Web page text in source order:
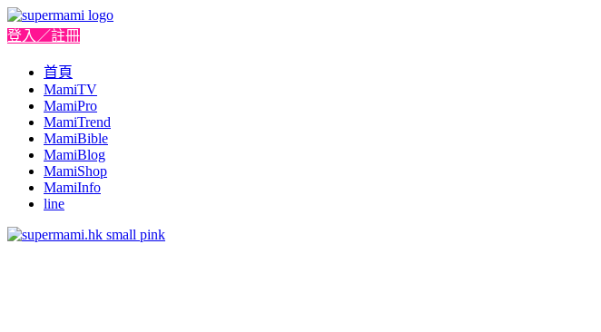
登入／註冊
首頁
MamiTV
MamiPro
MamiTrend
MamiBible
MamiBlog
MamiShop
MamiInfo
line